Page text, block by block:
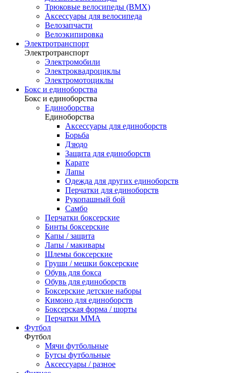
Трюковые велосипеды (BMX)
Аксессуары для велосипеда
Велозапчасти
Велоэкипировка
Электротранспорт
Электротранспорт
Электромобили
Электроквадроциклы
Электромотоциклы
Бокс и единоборства
Бокс и единоборства
Единоборства
Единоборства
Аксессуары для единоборств
Борьба
Дзюдо
Защита для единоборств
Карате
Лапы
Одежда для других единоборств
Перчатки для единоборств
Рукопашный бой
Самбо
Перчатки боксерские
Бинты боксерские
Капы / защита
Лапы / макивары
Шлемы боксерские
Груши / мешки боксерские
Обувь для бокса
Обувь для единоборств
Боксерские детские наборы
Кимоно для единоборств
Боксерская форма / шорты
Перчатки ММА
Футбол
Футбол
Мячи футбольные
Бутсы футбольные
Аксессуары / разное